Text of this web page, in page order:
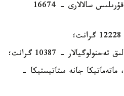
✔ ينجەنەرلىك، وڭدەۋ جانە قۇرىلىس سالالارى - 16674
- 10387 گرانت؛
جانە ستاتيستيكا -